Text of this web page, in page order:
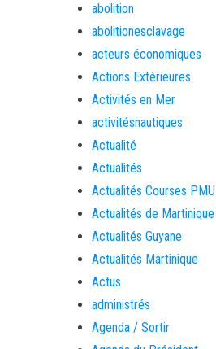
abolition
abolitionesclavage
acteurs économiques
Actions Extérieures
Activités en Mer
activitésnautiques
Actualité
Actualités
Actualités Courses PMU
Actualités de Martinique
Actualités Guyane
Actualités Martinique
Actus
administrés
Agenda / Sortir